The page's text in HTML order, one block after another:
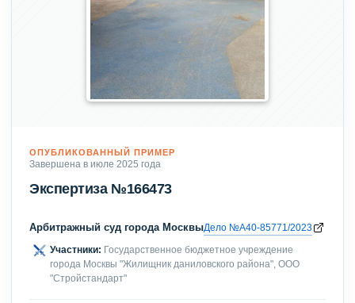
ОПУБЛИКОВАННЫЙ ПРИМЕР
Завершена в июле 2025 года
Экспертиза №166473
Арбитражный суд города МосквыДело №А40-85771/2023
Участники: Государственное бюджетное учреждение
города Москвы "Жилищник даниловского района", ООО
"Стройстандарт"